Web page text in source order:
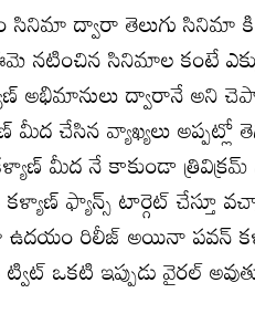
ద్వారా తెలుగు సినిమా
సినిమాల కంటే ఎక్కువ
అభిమానులు ద్వారానే అని
చేసిన వ్యాఖ్యలు అప్పట్లో
మీద నే కాకుండా
కళ్యాణ్ ఫ్యాన్స్ టార్గెట్ చేస్తూ
ఉదయం రిలీజ్ అయినా పవన్
ఒకటి ఇప్పుడు వైరల్